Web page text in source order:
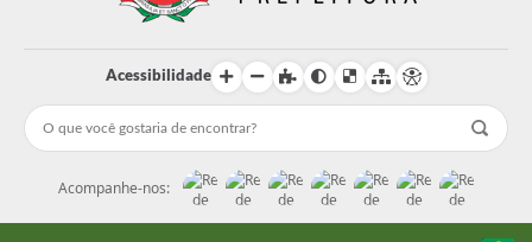
Acessibilidade
Acompanhe-nos: